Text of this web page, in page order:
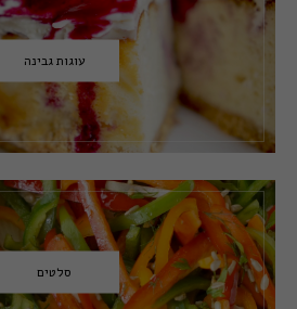
עוגות גבינה
סלטים